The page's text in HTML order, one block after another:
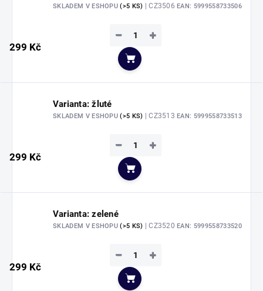
SKLADEM V ESHOPU(>5 KS) | CZ3506EAN: 5999558733506
299 Kč
+
−
Do košíku
Varianta: žluté
SKLADEM V ESHOPU(>5 KS) | CZ3513EAN: 5999558733513
299 Kč
+
−
Do košíku
Varianta: zelené
SKLADEM V ESHOPU(>5 KS) | CZ3520EAN: 5999558733520
299 Kč
+
−
Do košíku